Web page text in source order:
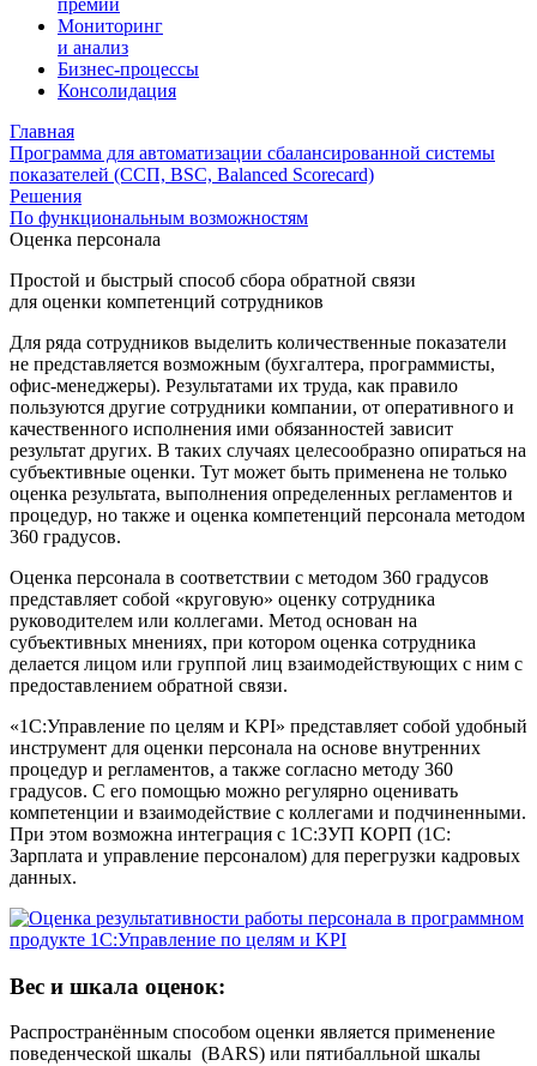
премий
Мониторинг
и анализ
Бизнес-процессы
Консолидация
Главная
Программа для автоматизации сбалансированной системы
показателей (ССП, BSC, Balanced Scorecard)
Решения
По функциональным возможностям
Оценка персонала
Простой и быстрый способ сбора обратной связи
для оценки компетенций сотрудников
Для ряда сотрудников выделить количественные показатели
не представляется возможным (бухгалтера, программисты,
офис­-менеджеры). Результатами их труда, как правило
пользуются другие сотрудники компании, от оперативного и
качественного исполнения ими обязанностей зависит
результат других. В таких случаях целесообразно опираться на
субъективные оценки. Тут может быть применена не только
оценка результата, выполнения определенных регламентов и
процедур, но также и оценка компетенций персонала методом
360 градусов.
Оценка персонала в соответствии с методом 360 градусов
представляет собой «круговую» оценку сотрудника
руководителем или коллегами. Метод основан на
субъективных мнениях, при котором оценка сотрудника
делается лицом или группой лиц взаимодействующих с ним с
предоставлением обратной связи.
«1С:Управление по целям и KPI» представляет собой удобный
инструмент для оценки персонала на основе внутренних
процедур и регламентов, а также согласно методу 360
градусов. С его помощью можно регулярно оценивать
компетенции и взаимодействие с коллегами и подчиненными.
При этом возможна интеграция с 1С:ЗУП КОРП (1C:
Зарплата и управление персоналом) для перегрузки кадровых
данных.
Вес и шкала оценок:
Распространённым способом оценки является применение
поведенческой шкалы ­ (BARS) или пятибалльной шкалы